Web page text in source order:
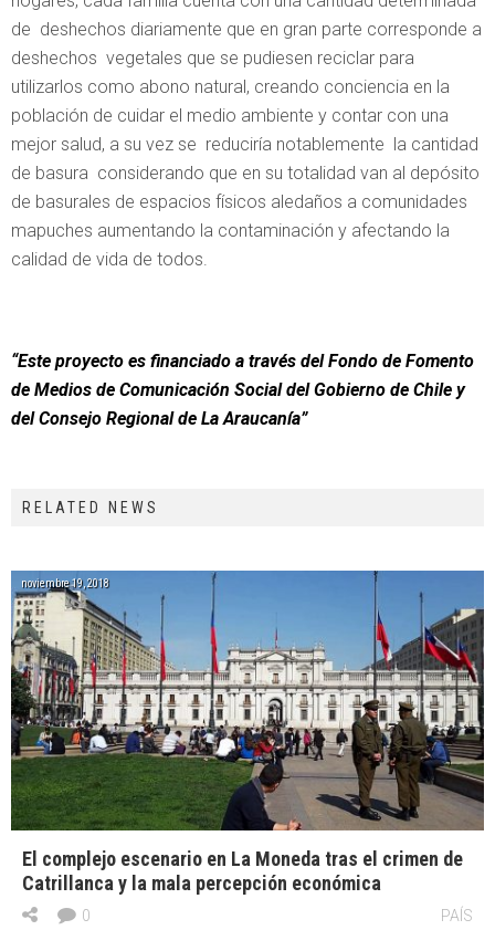
de deshechos diariamente que en gran parte corresponde a
deshechos vegetales que se pudiesen reciclar para
utilizarlos como abono natural, creando conciencia en la
población de cuidar el medio ambiente y contar con una
mejor salud, a su vez se reduciría notablemente la cantidad
de basura considerando que en su totalidad van al depósito
de basurales de espacios físicos aledaños a comunidades
mapuches aumentando la contaminación y afectando la
calidad de vida de todos.
“Este proyecto es financiado a través del Fondo de Fomento
de Medios de Comunicación Social del Gobierno de Chile y
del Consejo Regional de La Araucanía”
RELATED NEWS
noviembre 19, 2018
El complejo escenario en La Moneda tras el crimen de
Catrillanca y la mala percepción económica
PAÍS
0